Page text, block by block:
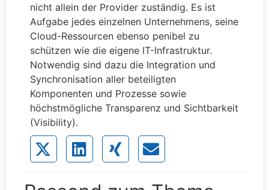
nicht allein der Provider zuständig. Es ist
Aufgabe jedes einzelnen Unternehmens, seine
Cloud-Ressourcen ebenso penibel zu
schützen wie die eigene IT-Infrastruktur.
Notwendig sind dazu die Integration und
Synchronisation aller beteiligten
Komponenten und Prozesse sowie
höchstmögliche Transparenz und Sichtbarkeit
(Visibility).